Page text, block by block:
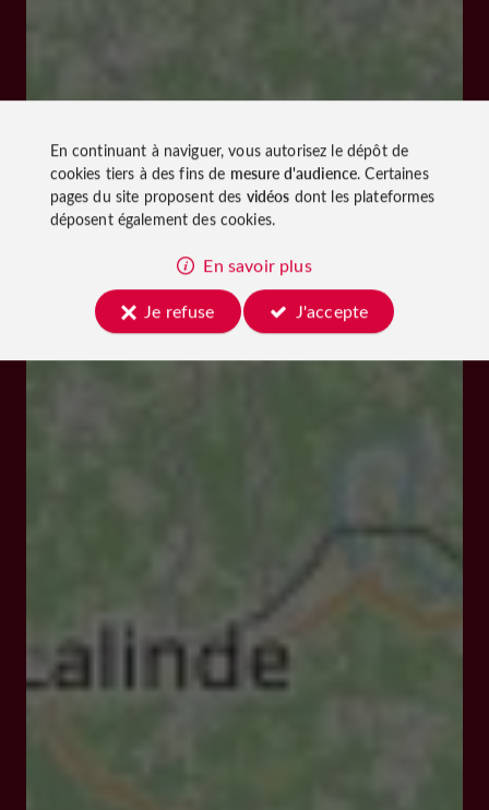
En continuant à naviguer, vous autorisez le dépôt de
cookies tiers à des fins de mesure d'audience. Certaines
pages du site proposent des vidéos dont les plateformes
déposent également des cookies.
En savoir plus
Je refuse
J'accepte